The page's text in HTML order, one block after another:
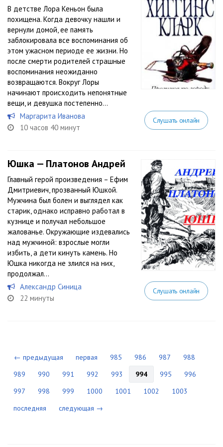
В детстве Лора Кеньон была
похищена. Когда девочку нашли и
вернули домой, ее память
заблокировала все воспоминания об
этом ужасном периоде ее жизни. Но
после смерти родителей страшные
воспоминания неожиданно
возвращаются. Вокруг Лоры
начинают происходить непонятные
вещи, и девушка постепенно...
Маргарита Иванова
10 часов 40 минут
Слушать онлайн
Юшка — Платонов Андрей
Главный герой произведения – Ефим
Дмитриевич, прозванный Юшкой.
Мужчина был болен и выглядел как
старик, однако исправно работал в
кузнице и получал небольшое
жалованье. Окружающие издевались
над мужчиной: взрослые могли
избить, а дети кинуть камень. Но
Юшка никогда не злился на них,
продолжал...
Александр Синица
22 минуты
Слушать онлайн
← предыдущая первая 985 986 987
988
989
990 991 992 993 994 995
996
997
998 999 1000 1001 1002
1003
последняя
следующая →